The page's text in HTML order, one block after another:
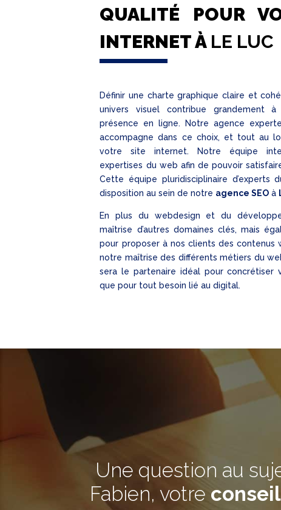
QUALITÉ POUR
INTERNET À LE LUC
Définir une charte graphique claire et
univers visuel contribue grandement
présence en ligne. Notre agence
accompagne dans ce choix, et tout au
votre site internet. Notre équipe
expertises du web afin de pouvoir
Cette équipe pluridisciplinaire d’experts
disposition au sein de notre agence SEO à
En plus du webdesign et du
maîtrise d’autres domaines clés, mais
pour proposer à nos clients des contenus
notre maîtrise des différents métiers du
sera le partenaire idéal pour concrétiser
que pour tout besoin lié au digital.
Une question au
Fabien, votre